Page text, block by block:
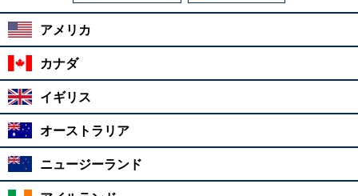
アメリカ
カナダ
イギリス
オーストラリア
ニュージーランド